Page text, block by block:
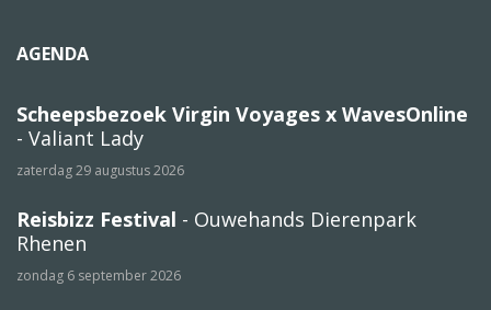
AGENDA
Scheepsbezoek Virgin Voyages x WavesOnline
- Valiant Lady
zaterdag 29 augustus 2026
Reisbizz Festival - Ouwehands Dierenpark
Rhenen
zondag 6 september 2026